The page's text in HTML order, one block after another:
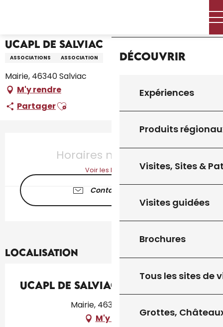
principal
Découvrir
Expériences
Produits
Visites, Sites &
Visites guidées
Brochures
Tous les sites de
Grottes,
UCAPL de Salviac
ASSOCIATIONS ASSOCIATION
Mairie, 46340 Salviac
M'y rendre
PartagerAjouter aux favoris
Horaires non définis
Voir les horaires
Contactez-nous
Localisation
UCAPL de Salviac
Mairie, 46340 Salviac
M'y rendre